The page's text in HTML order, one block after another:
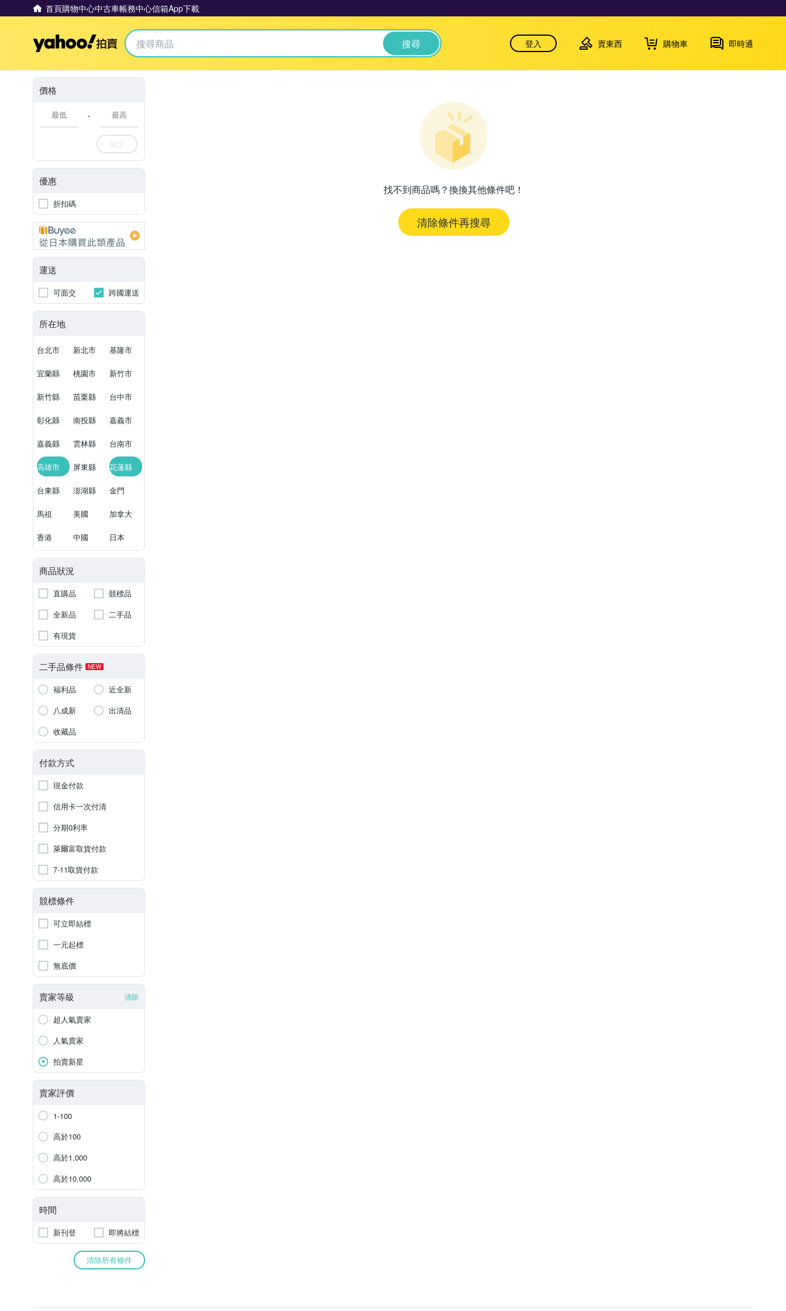
首頁購物中心中古車帳務中心信箱App下載
Yahoo拍賣 搜尋 登入 賣東西 購物車 即時通
價格
-
確定
優惠
折扣碼
運送
可面交 跨國運送
所在地
台北市 新北市 基隆市
宜蘭縣 桃園市 新竹市
新竹縣 苗栗縣 台中市
彰化縣 南投縣 嘉義市
嘉義縣 雲林縣 台南市
高雄市 屏東縣 花蓮縣
台東縣 澎湖縣 金門
馬祖 美國 加拿大
香港 中國 日本
商品狀況
直購品
競標品
全新品
二手品
有現貨
二手品條件 NEW
福利品
近全新
八成新
出清品
收藏品
付款方式
現金付款
信用卡一次付清
分期0利率
萊爾富取貨付款
7-11取貨付款
競標條件
可立即結標
一元起標
無底價
賣家等級 清除
超人氣賣家
人氣賣家
拍賣新星
賣家評價
1-100
高於100
高於1,000
高於10,000
時間
新刊登 即將結標
清除所有條件
找不到商品嗎？換換其他條件吧！
清除條件再搜尋